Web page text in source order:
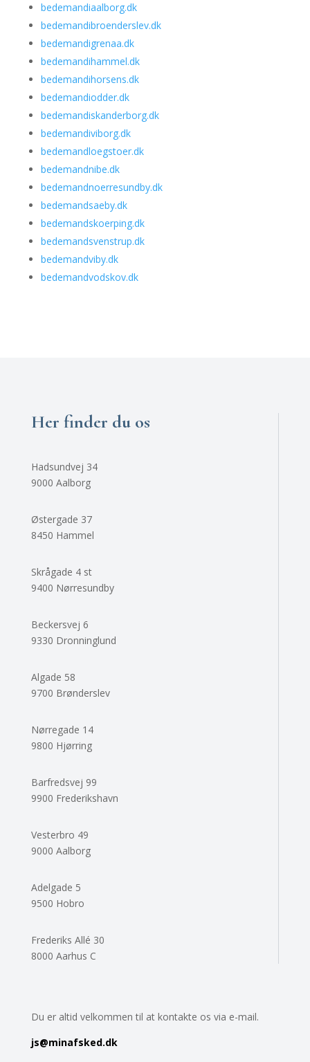
bedemandiaalborg.dk
bedemandibroenderslev.dk
bedemandigrenaa.dk
bedemandihammel.dk
bedemandihorsens.dk
bedemandiodder.dk
bedemandiskanderborg.dk
bedemandiviborg.dk
bedemandloegstoer.dk
bedemandnibe.dk
bedemandnoerresundby.dk
bedemandsaeby.dk
bedemandskoerping.dk
bedemandsvenstrup.dk
bedemandviby.dk
bedemandvodskov.dk
Her finder du os
Hadsundvej 34
9000 Aalborg
Østergade 37
8450 Hammel
Skrågade 4 st
9400 Nørresundby
Beckersvej 6
9330 Dronninglund
Algade 58
9700 Brønderslev
Nørregade 14
9800 Hjørring
Barfredsvej 99
9900 Frederikshavn
Vesterbro 49
9000 Aalborg
Adelgade 5
9500 Hobro
Frederiks Allé 30
8000 Aarhus C
Du er altid velkommen til at kontakte os via e-mail.
js@minafsked.dk